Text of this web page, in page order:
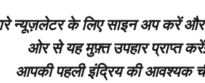
न्यूज़लेटर के लिए साइन अप करें
ओर से यह मुफ़्त उपहार प्राप्त
आपकी पहली इंद्रिय की आवश्यक